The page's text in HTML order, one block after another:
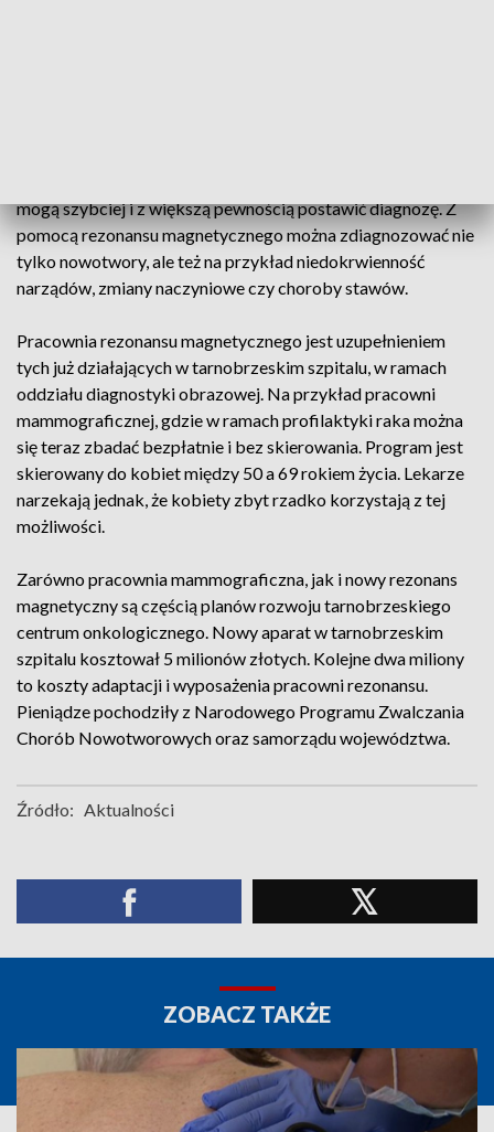
mogą szybciej i z większą pewnością postawić diagnozę. Z
pomocą rezonansu magnetycznego można zdiagnozować nie
tylko nowotwory, ale też na przykład niedokrwienność
narządów, zmiany naczyniowe czy choroby stawów.
Pracownia rezonansu magnetycznego jest uzupełnieniem
tych już działających w tarnobrzeskim szpitalu, w ramach
oddziału diagnostyki obrazowej. Na przykład pracowni
mammograficznej, gdzie w ramach profilaktyki raka można
się teraz zbadać bezpłatnie i bez skierowania. Program jest
skierowany do kobiet między 50 a 69 rokiem życia. Lekarze
narzekają jednak, że kobiety zbyt rzadko korzystają z tej
możliwości.
Zarówno pracownia mammograficzna, jak i nowy rezonans
magnetyczny są częścią planów rozwoju tarnobrzeskiego
centrum onkologicznego. Nowy aparat w tarnobrzeskim
szpitalu kosztował 5 milionów złotych. Kolejne dwa miliony
to koszty adaptacji i wyposażenia pracowni rezonansu.
Pieniądze pochodziły z Narodowego Programu Zwalczania
Chorób Nowotworowych oraz samorządu województwa.
Źródło: Aktualności
ZOBACZ TAKŻE